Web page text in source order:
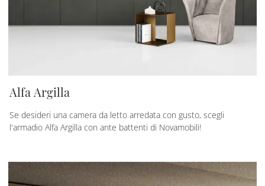
Alfa Argilla
Se desideri una camera da letto arredata con gusto, scegli
l'armadio Alfa Argilla con ante battenti di Novamobili!